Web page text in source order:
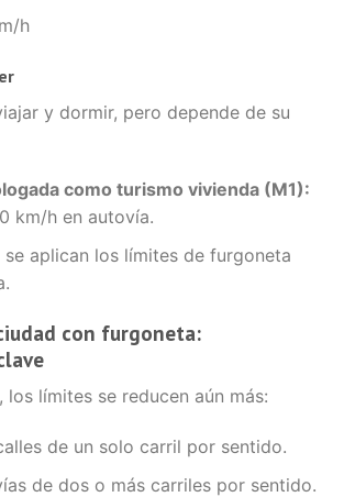
h
y dormir, pero depende de su
como turismo vivienda (M1):
km/h en autovía.
se aplican los límites de furgoneta
con furgoneta:
los límites se reducen aún más:
de un solo carril por sentido.
de dos o más carriles por sentido.